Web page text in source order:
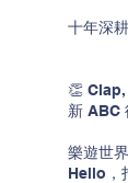
十年深
👏
新 ABC
樂遊世
Hello，